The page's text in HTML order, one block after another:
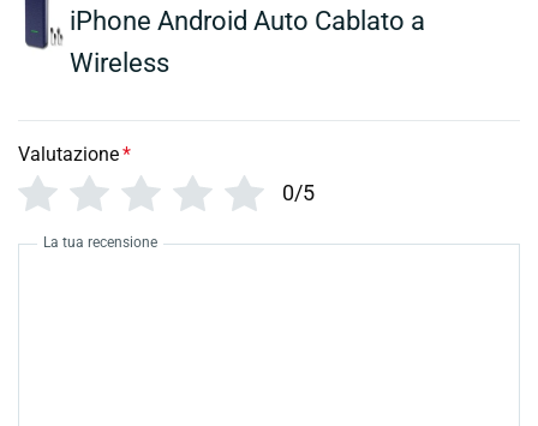
iPhone Android Auto Cablato a
Wireless
Valutazione*
0/5
La tua recensione